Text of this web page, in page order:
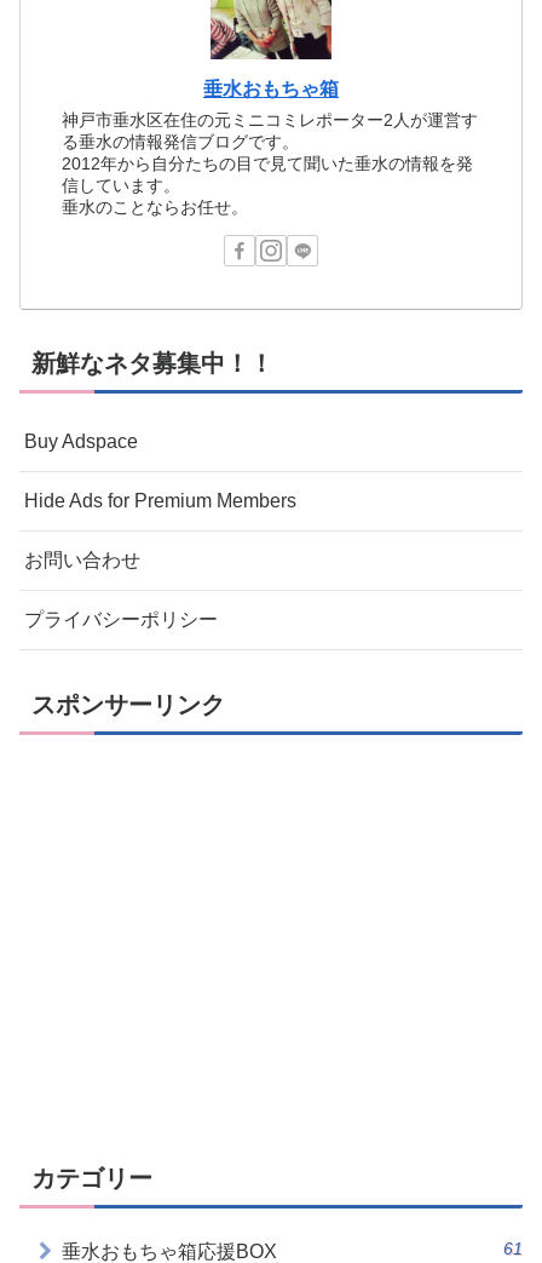
垂水おもちゃ箱
神戸市垂水区在住の元ミニコミレポーター2人が運営す
る垂水の情報発信ブログです。
2012年から自分たちの目で見て聞いた垂水の情報を発
信しています。
垂水のことならお任せ。
新鮮なネタ募集中！！
Buy Adspace
Hide Ads for Premium Members
お問い合わせ
プライバシーポリシー
スポンサーリンク
カテゴリー
垂水おもちゃ箱応援BOX 61